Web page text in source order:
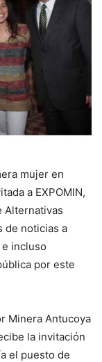
mujer en
a EXPOMIN,
Alternativas
de noticias a
incluso
por este
Minera Antucoya
la invitación
el puesto de